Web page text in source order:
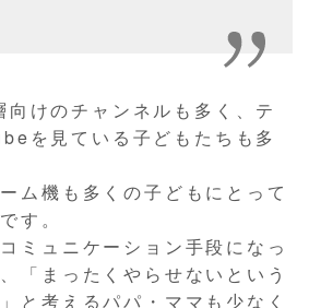
けのチャンネルも多く、テ
を見ている子どもたちも多
ム機も多くの子どもにとって
す。
ミュニケーション手段になっ
「まったくやらせないという
と考えるパパ・ママも少なく